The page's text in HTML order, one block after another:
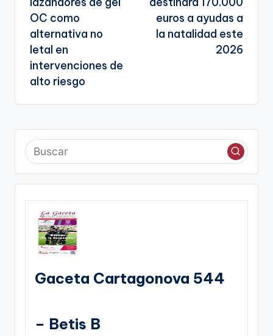
OC como
alternativa no
letal en
intervenciones de
alto riesgo
euros a ayudas a
la natalidad este
2026
Gaceta Cartagonova 544
– Betis B